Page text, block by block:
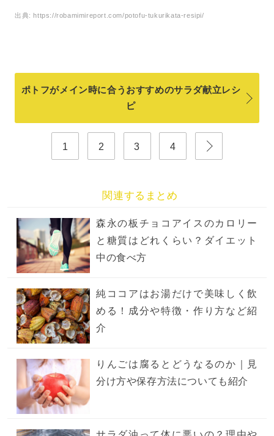
出典:https://robamimireport.com/potofu-tukurikata-resipi/
ポトフがメイン時に合うおすすめのサラダ献立レシ
ピ
1 2 3 4
関連するまとめ
森永の板チョコアイスのカロリー
と糖質はどれくらい？ダイエット
中の食べ方
純ココアはお湯だけで美味しく飲
める！成分や特徴・作り方など紹
介
りんごは腐るとどうなるのか｜見
分け方や保存方法についても紹介